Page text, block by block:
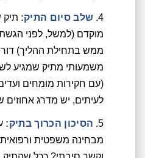
שלב סיום התיק:
מוקדם (למשל, לפני
ממש בתחילת ההליך)
משמעותי מתיק שמגיע
(עם חקירות מומחים
לעיתים, יש מדרג אחוזים
הסיכון הכרוך בתיק:
מבחינה משפטית